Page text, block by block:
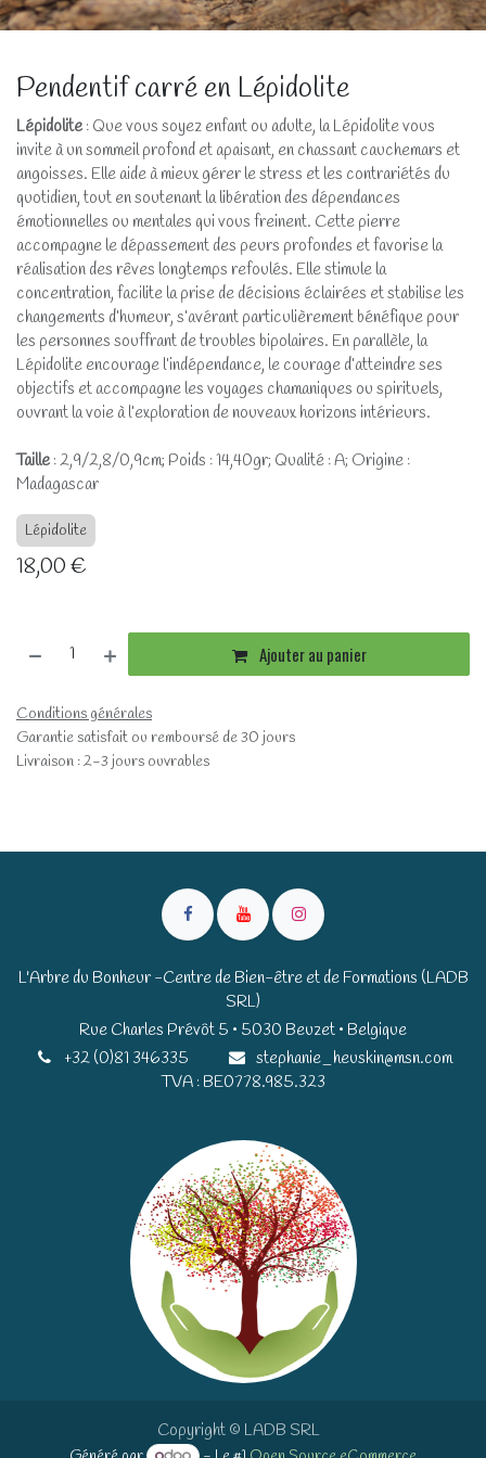
Pendentif carré en Lépidolite
Lépidolite : Que vous soyez enfant ou adulte, la Lépidolite vous
invite à un sommeil profond et apaisant, en chassant cauchemars et
angoisses. Elle aide à mieux gérer le stress et les contrariétés du
quotidien, tout en soutenant la libération des dépendances
émotionnelles ou mentales qui vous freinent. Cette pierre
accompagne le dépassement des peurs profondes et favorise la
réalisation des rêves longtemps refoulés. Elle stimule la
concentration, facilite la prise de décisions éclairées et stabilise les
changements d’humeur, s’avérant particulièrement bénéfique pour
les personnes souffrant de troubles bipolaires. En parallèle, la
Lépidolite encourage l’indépendance, le courage d’atteindre ses
objectifs et accompagne les voyages chamaniques ou spirituels,
ouvrant la voie à l’exploration de nouveaux horizons intérieurs.
Taille : 2,9/2,8/0,9cm; Poids : 14,40gr; Qualité : A; Origine :
Madagascar
Lépidolite
18,00€
Ajouter au panier
Conditions générales
Garantie satisfait ou remboursé de 30 jours
Livraison : 2-3 jours ouvrables
L'Arbre du Bonheur -Centre de Bien-être et de Formations (LADB
SRL)
Rue Charles Prévôt 5 • 5030 Beuzet • Belgique​​
+32 (0)81 346335
stephanie_heuskin@msn.com
TVA : BE0778.985.323
Copyright © LADB SRL